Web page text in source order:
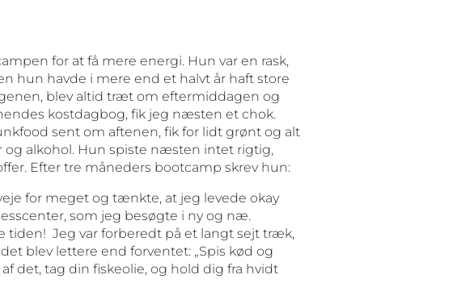
for at få mere energi. Hun var en rask,
hun havde i mere end et halvt år haft store
blev altid træt om eftermiddagen og
kostdagbog, fik jeg næsten et chok.
sent om aftenen, fik for lidt grønt og alt
og alkohol. Hun spiste næsten intet rigtig,
Efter tre måneders bootcamp skrev hun:
for meget og tænkte, at jeg levede okay
som jeg besøgte i ny og næ.
tiden! Jeg var forberedt på et langt sejt træk,
blev lettere end forventet: „Spis kød og
det, tag din fiskeolie, og hold dig fra hvidt